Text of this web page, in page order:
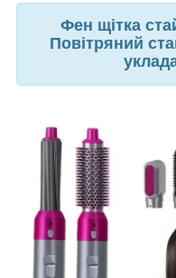
Фен щітка
Повітряний